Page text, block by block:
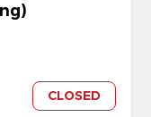
CLOSED